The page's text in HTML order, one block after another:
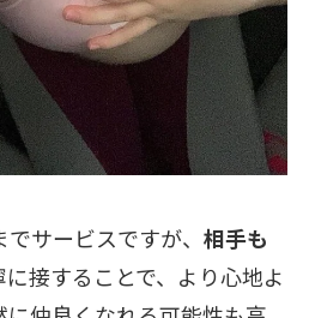
サービスですが、 相手も
接することで、より心地よ